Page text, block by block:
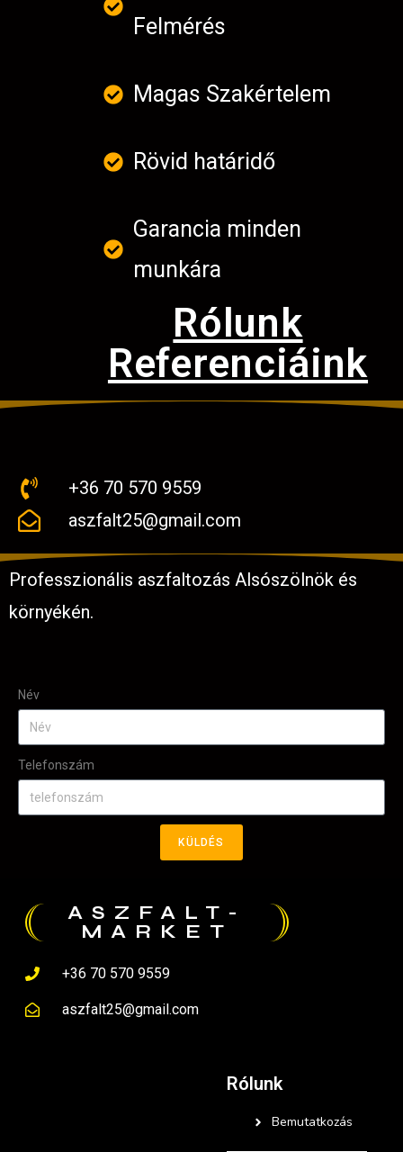
Felmérés
Magas Szakértelem
Rövid határidő
Garancia minden
munkára
Rólunk
Referenciáink
+36 70 570 9559
aszfalt25@gmail.com
Professzionális aszfaltozás Alsószölnök és
környékén.
Név
Telefonszám
KÜLDÉS
ASZFALT-
MARKET
+36 70 570 9559
aszfalt25@gmail.com
Rólunk
Bemutatkozás